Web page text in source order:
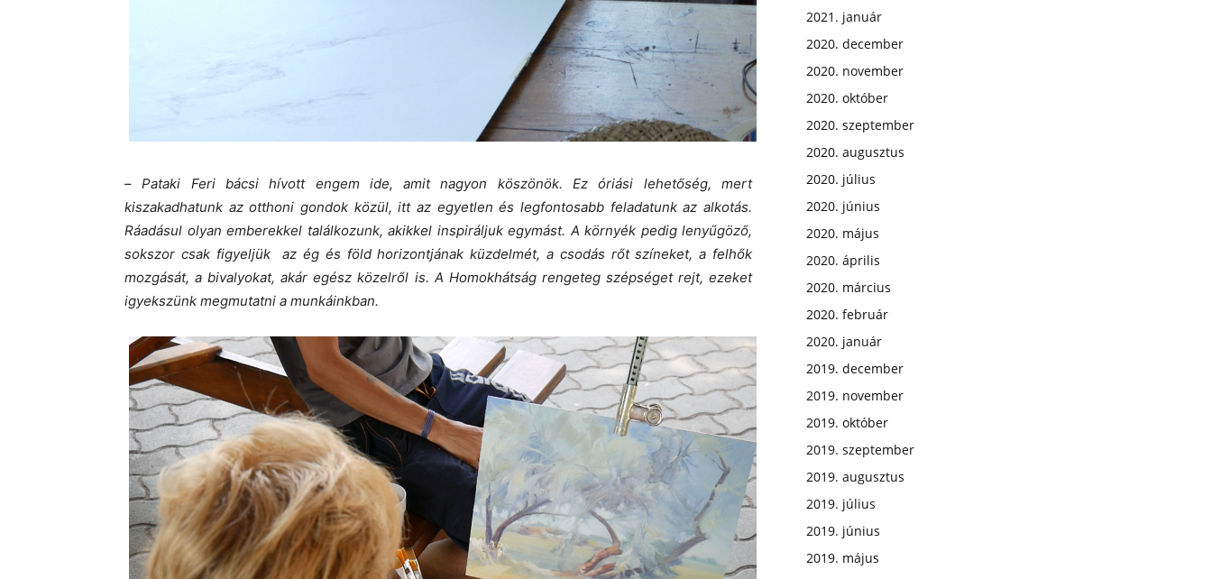
–Pataki Feri bácsi hívott engem ide, amit nagyon köszönök. Ez óriási lehetőség, mert
kiszakadhatunk az otthoni gondok közül, itt az egyetlen és legfontosabb feladatunk az alkotás.
Ráadásul olyan emberekkel találkozunk, akikkel inspiráljuk egymást. A környék pedig lenyűgöző,
sokszor csak figyeljük az ég és föld horizontjának küzdelmét, a csodás rőt színeket, a felhők
mozgását, a bivalyokat, akár egész közelről is. A Homokhátság rengeteg szépséget rejt, ezeket
igyekszünk megmutatni a munkáinkban.
2021. január
2020. december
2020. november
2020. október
2020. szeptember
2020. augusztus
2020. július
2020. június
2020. május
2020. április
2020. március
2020. február
2020. január
2019. december
2019. november
2019. október
2019. szeptember
2019. augusztus
2019. július
2019. június
2019. május